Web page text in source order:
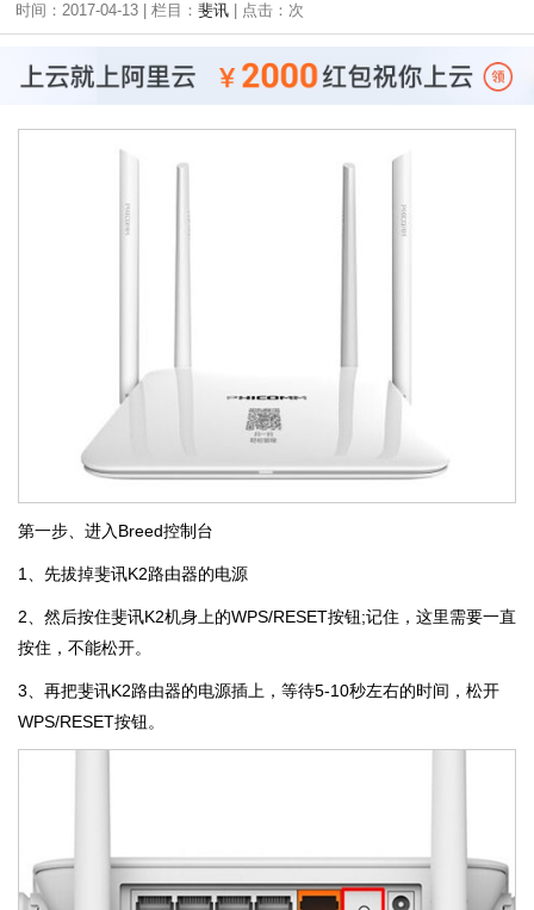
时间：2017-04-13 | 栏目： 斐讯 | 点击： 次
第一步、进入Breed控制台
1、先拔掉斐讯K2路由器的电源
2、然后按住斐讯K2机身上的WPS/RESET按钮;记住，这里需要一直
按住，不能松开。
3、再把斐讯K2路由器的电源插上，等待5-10秒左右的时间，松开
WPS/RESET按钮。